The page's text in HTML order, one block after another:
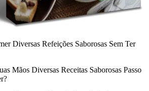
Diversas Refeições Saborosas Sem Ter
Mãos Diversas Receitas Saborosas Passo